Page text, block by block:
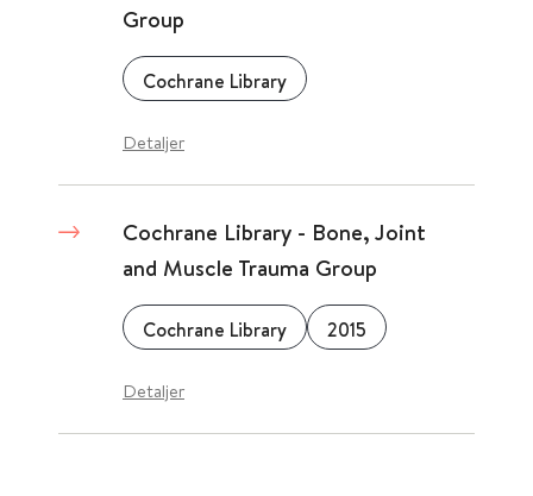
Group
Cochrane Library
Detaljer
Cochrane Library - Bone, Joint
and Muscle Trauma Group
Cochrane Library 2015
Detaljer